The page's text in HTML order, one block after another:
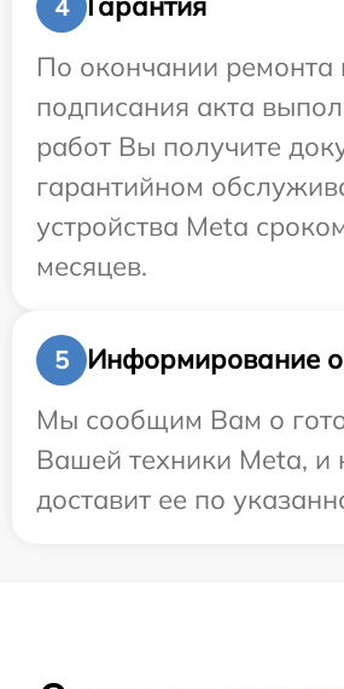
4
По окончании ремонта
подписания акта
работ Вы получите
гарантийном
устройства Meta
месяцев.
5
Информирование о
Мы сообщим Вам о
Вашей техники Meta, и
доставит ее по